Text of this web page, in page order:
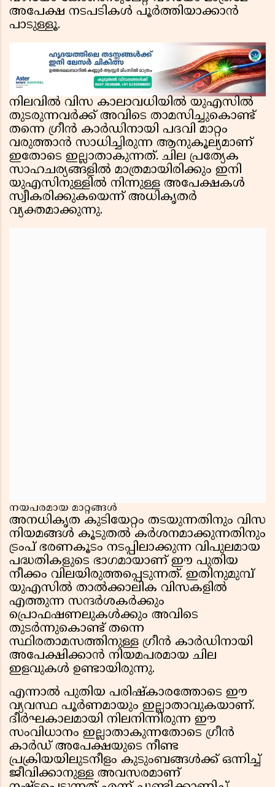
അപേക്ഷ നടപടികൾ പൂർത്തിയാക്കാൻ
പാടുള്ളൂ.
നിലവിൽ വിസ കാലാവധിയിൽ യുഎസിൽ
തുടരുന്നവർക്ക് അവിടെ താമസിച്ചുകൊണ്ട്
തന്നെ ഗ്രീൻ കാർഡിനായി പദവി മാറ്റം
വരുത്താൻ സാധിച്ചിരുന്ന ആനുകൂല്യമാണ്
ഇതോടെ ഇല്ലാതാകുന്നത്. ചില പ്രത്യേക
സാഹചര്യങ്ങളിൽ മാത്രമായിരിക്കും ഇനി
യുഎസിനുള്ളിൽ നിന്നുള്ള അപേക്ഷകൾ
സ്വീകരിക്കുകയെന്ന് അധികൃതർ
വ്യക്തമാക്കുന്നു.
നയപരമായ മാറ്റങ്ങൾ
അനധികൃത കുടിയേറ്റം തടയുന്നതിനും വിസ
നിയമങ്ങൾ കൂടുതൽ കർശനമാക്കുന്നതിനും
ട്രംപ് ഭരണകൂടം നടപ്പിലാക്കുന്ന വിപുലമായ
പദ്ധതികളുടെ ഭാഗമായാണ് ഈ പുതിയ
നീക്കം വിലയിരുത്തപ്പെടുന്നത്. ഇതിനുമുമ്പ്
യുഎസിൽ താൽക്കാലിക വിസകളിൽ
എത്തുന്ന സന്ദർശകർക്കും
പ്രൊഫഷണലുകൾക്കും അവിടെ
തുടർന്നുകൊണ്ട് തന്നെ
സ്ഥിരതാമസത്തിനുള്ള ഗ്രീൻ കാർഡിനായി
അപേക്ഷിക്കാൻ നിയമപരമായ ചില
ഇളവുകൾ ഉണ്ടായിരുന്നു.
എന്നാൽ പുതിയ പരിഷ്കാരത്തോടെ ഈ
വ്യവസ്ഥ പൂർണമായും ഇല്ലാതാവുകയാണ്.
ദീർഘകാലമായി നിലനിന്നിരുന്ന ഈ
സംവിധാനം ഇല്ലാതാകുന്നതോടെ ഗ്രീൻ
കാർഡ് അപേക്ഷയുടെ നീണ്ട
പ്രക്രിയയിലുടനീളം കുടുംബങ്ങൾക്ക് ഒന്നിച്ച്
ജീവിക്കാനുള്ള അവസരമാണ്